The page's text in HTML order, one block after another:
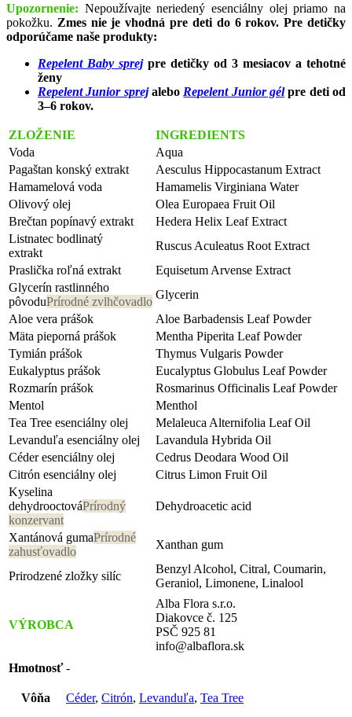
Upozornenie: Nepoužívajte neriedený esenciálny olej priamo na
pokožku. Zmes nie je vhodná pre deti do 6 rokov. Pre detičky
odporúčame naše produkty:
Repelent Baby sprej pre detičky od 3 mesiacov a tehotné
ženy
Repelent Junior sprejalebo Repelent Junior gélpre deti od
3–6 rokov.
ZLOŽENIE
INGREDIENTS
Voda
Aqua
Pagaštan konský extrakt
Aesculus Hippocastanum Extract
Hamamelová voda
Hamamelis Virginiana Water
Olivový olej
Olea Europaea Fruit Oil
Brečtan popínavý extrakt
Hedera Helix Leaf Extract
Listnatec bodlinatý
extrakt
Ruscus Aculeatus Root Extract
Praslička roľná extrakt
Equisetum Arvense Extract
Glycerín rastlinného
pôvoduPrírodné zvlhčovadlo
Glycerin
Aloe vera prášok
Aloe Barbadensis Leaf Powder
Mäta pieporná prášok
Mentha Piperita Leaf Powder
Tymián prášok
Thymus Vulgaris Powder
Eukalyptus prášok
Eucalyptus Globulus Leaf Powder
Rozmarín prášok
Rosmarinus Officinalis Leaf Powder
Mentol
Menthol
Tea Tree esenciálny olej
Melaleuca Alternifolia Leaf Oil
Levanduľa esenciálny olej
Lavandula Hybrida Oil
Céder esenciálny olej
Cedrus Deodara Wood Oil
Citrón esenciálny olej
Citrus Limon Fruit Oil
Kyselina
dehydrooctováPrírodný
konzervant
Dehydroacetic acid
Xantánová gumaPrírodné
zahusťovadlo
Xanthan gum
Prirodzené zložky silíc
Benzyl Alcohol, Citral, Coumarin,
Geraniol, Limonene, Linalool
VÝROBCA
Alba Flora s.r.o.
Diakovce č. 125
PSČ 925 81
info@albaflora.sk
Hmotnosť -
Vôňa Céder, Citrón, Levanduľa, Tea Tree